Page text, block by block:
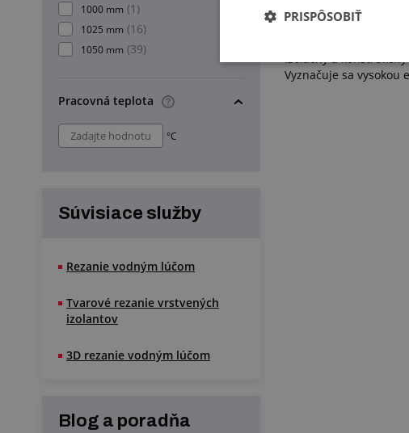
1000 mm (1)
1025 mm (16)
1050 mm (39)
Pracovná teplota
°C
Súvisiace služby
Rezanie vodným lúčom
Tvarové rezanie vrstvených
izolantov
3D rezanie vodným lúčom
Blog a poradňa
Textit vyniká svojimi
tvrdenej bavlnenej
izolačný a
Vyznačuje sa vysokou
PRISPÔSOBIŤ